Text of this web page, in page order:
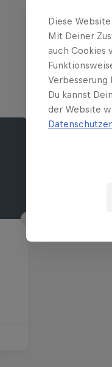
Diese
Mit Deiner
auch Cookies
Verbesserung
Du kannst
der Website